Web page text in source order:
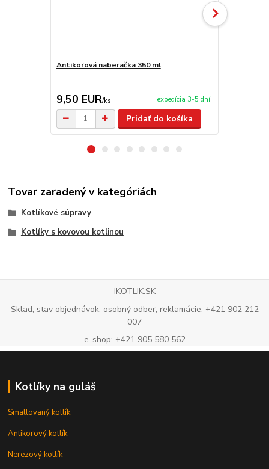
Antikorová naberačka 350 ml
9,50 EUR/ks expedícia 3-5 dní
Pridať do košíka
Tovar zaradený v kategóriách
Kotlíkové súpravy
Kotlíky s kovovou kotlinou
IKOTLIK.SK
Sklad, stav objednávok, osobný odber, reklamácie: +421 902 212
007
e-shop: +421 905 580 562
Kotlíky na guláš
Smaltovaný kotlík
Antikorový kotlík
Nerezový kotlík